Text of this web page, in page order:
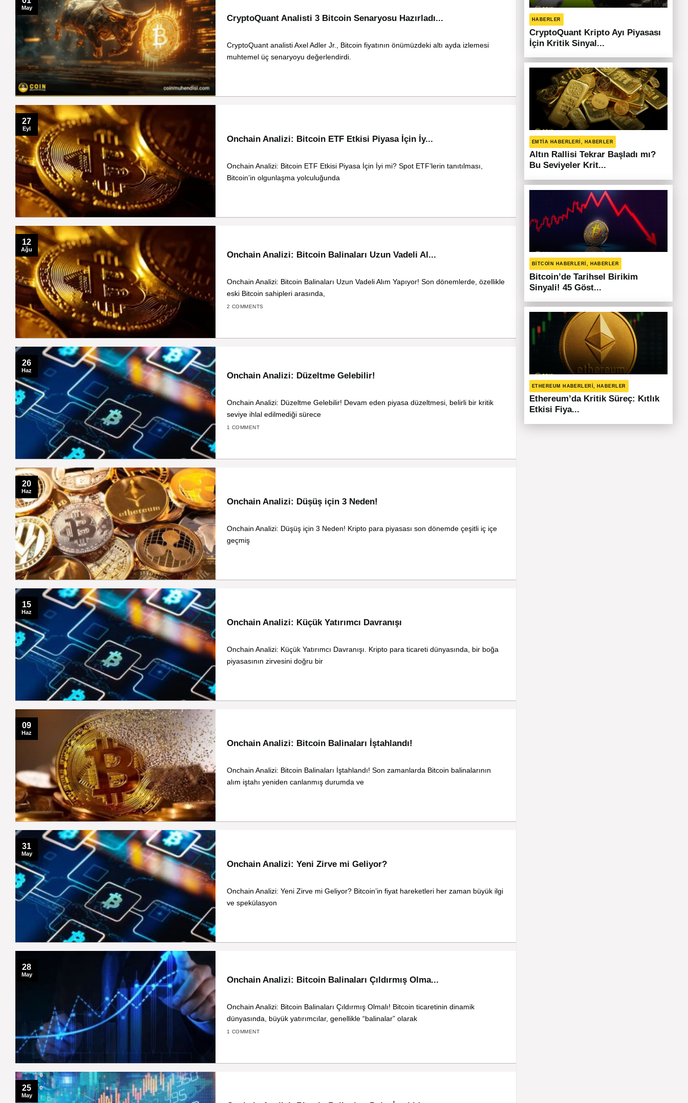
CryptoQuant Analisti 3 Bitcoin Senaryosu Hazırladı...
CryptoQuant analisti Axel Adler Jr., Bitcoin fiyatının önümüzdeki altı ayda izlemesi
muhtemel üç senaryoyu değerlendirdi.
May
Onchain Analizi: Bitcoin ETF Etkisi Piyasa İçin İy...
Onchain Analizi: Bitcoin ETF Etkisi Piyasa İçin İyi mi? Spot ETF’lerin tanıtılması,
Bitcoin’in olgunlaşma yolculuğunda
27
Eyl
Onchain Analizi: Bitcoin Balinaları Uzun Vadeli Al...
Onchain Analizi: Bitcoin Balinaları Uzun Vadeli Alım Yapıyor! Son dönemlerde, özellikle
eski Bitcoin sahipleri arasında,
2 COMMENTS
12
Ağu
Onchain Analizi: Düzeltme Gelebilir!
Onchain Analizi: Düzeltme Gelebilir! Devam eden piyasa düzeltmesi, belirli bir kritik
seviye ihlal edilmediği sürece
1 COMMENT
26
Haz
Onchain Analizi: Düşüş için 3 Neden!
Onchain Analizi: Düşüş için 3 Neden! Kripto para piyasası son dönemde çeşitli iç içe
geçmiş
20
Haz
Onchain Analizi: Küçük Yatırımcı Davranışı
Onchain Analizi: Küçük Yatırımcı Davranışı. Kripto para ticareti dünyasında, bir boğa
piyasasının zirvesini doğru bir
15
Haz
Onchain Analizi: Bitcoin Balinaları İştahlandı!
Onchain Analizi: Bitcoin Balinaları İştahlandı! Son zamanlarda Bitcoin balinalarının
alım iştahı yeniden canlanmış durumda ve
09
Haz
Onchain Analizi: Yeni Zirve mi Geliyor?
Onchain Analizi: Yeni Zirve mi Geliyor? Bitcoin’in fiyat hareketleri her zaman büyük ilgi
ve spekülasyon
31
May
Onchain Analizi: Bitcoin Balinaları Çıldırmış Olma...
Onchain Analizi: Bitcoin Balinaları Çıldırmış Olmalı! Bitcoin ticaretinin dinamik
dünyasında, büyük yatırımcılar, genellikle “balinalar” olarak
1 COMMENT
28
May
25
May
HABERLER
CryptoQuant Kripto Ayı Piyasası
İçin Kritik Sinyal...
EMTIA HABERLERI, HABERLER
Altın Rallisi Tekrar Başladı mı?
Bu Seviyeler Krit...
BITCOIN HABERLERI, HABERLER
Bitcoin’de Tarihsel Birikim
Sinyali! 45 Göst...
ETHEREUM HABERLERI, HABERLER
Ethereum’da Kritik Süreç: Kıtlık
Etkisi Fiya...